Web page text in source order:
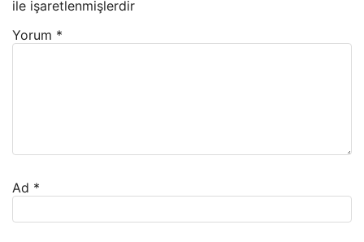
ile işaretlenmişlerdir
Yorum *
Ad *